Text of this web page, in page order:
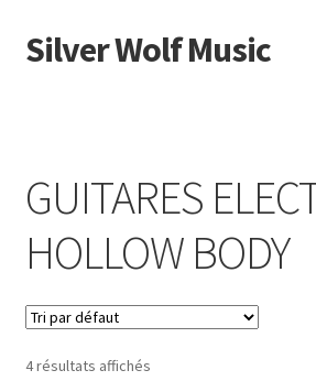
Aller
à
Aller
au
Silver Wolf Music
Panier
GUITARES
HOLLOW BODY
4 résultats affichés